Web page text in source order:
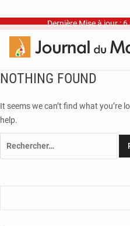
Dernière Mise à jour :
NOTHING FOUND
It seems we can’t find what you’re
help.